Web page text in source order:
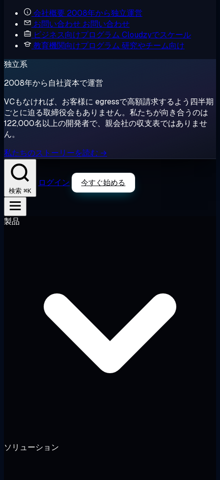
会社概要 2008年から独立運営
お問い合わせ お問い合わせ
ビジネス向けプログラム Cloudzyでスケール
教育機関向けプログラム 研究やチーム向け
独立系
2008年から自社資本で運営
VCもなければ、お客様に egressで高額請求するよう四半期
ごとに迫る取締役会もありません。私たちが向き合うのは
122,000名以上の開発者で、親会社の収支表ではありませ
ん。
私たちのストーリーを読む →
検索 ⌘K
ログイン 今すぐ始める
製品
ソリューション